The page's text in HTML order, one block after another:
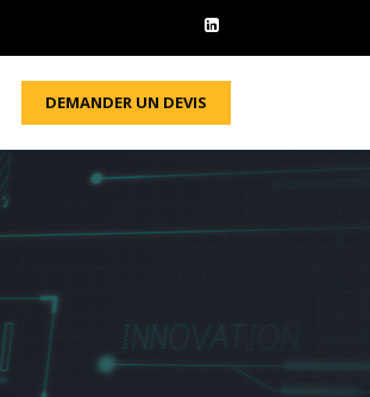
DEMANDER UN DEVIS